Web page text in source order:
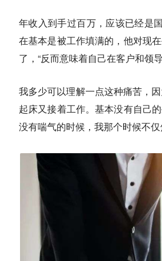
年收入到手过百万，应该已经是
在基本是被工作填满的，他对现
了，“反而意味着自己在客户和领
我多少可以理解一点这种痛苦，
起床又接着工作。基本没有自己
没有喘气的时候，我那个时候不